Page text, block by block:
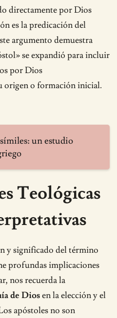
directamente por Dios
es la predicación del
argumento demuestra
se expandió para incluir
por Dios
origen o formación inicial.
un estudio
Teológicas
y significado del término
profundas implicaciones
nos recuerda la
de Diosen la elección y el
apóstoles no son